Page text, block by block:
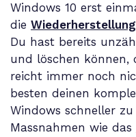
Windows 10 erst
die Wiederherstellung
Du hast bereits
und löschen können,
reicht immer noch
besten deinen
Windows schneller
Massnahmen wie das